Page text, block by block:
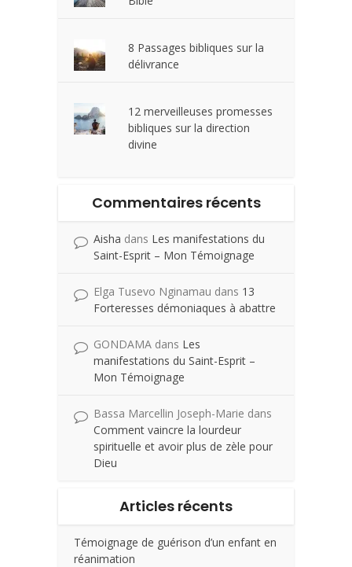
8 Passages bibliques sur la
délivrance
12 merveilleuses promesses
bibliques sur la direction
divine
Commentaires récents
Aisha dans Les manifestations du
Saint-Esprit – Mon Témoignage
Elga Tusevo Nginamau dans 13
Forteresses démoniaques à abattre
GONDAMA dans Les
manifestations du Saint-Esprit –
Mon Témoignage
Bassa Marcellin Joseph-Marie dans
Comment vaincre la lourdeur
spirituelle et avoir plus de zèle pour
Dieu
Articles récents
Témoignage de guérison d’un enfant en
réanimation